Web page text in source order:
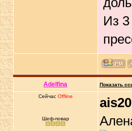
Из 3
Adelfina Показать
Сейчас Offline
Шеф-повар
ais20